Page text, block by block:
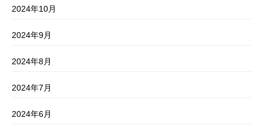
2024年10月
2024年9月
2024年8月
2024年7月
2024年6月